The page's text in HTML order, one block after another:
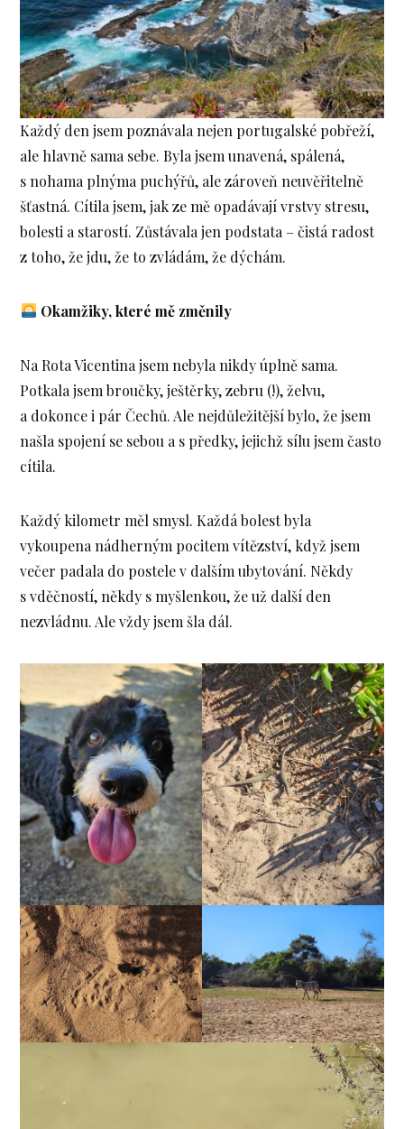
Každý den jsem poznávala nejen portugalské pobřeží,
ale hlavně sama sebe. Byla jsem unavená, spálená,
s nohama plnýma puchýřů, ale zároveň neuvěřitelně
šťastná. Cítila jsem, jak ze mě opadávají vrstvy stresu,
bolesti a starostí. Zůstávala jen podstata – čistá radost
z toho, že jdu, že to zvládám, že dýchám.
Okamžiky, které mě změnily
Na Rota Vicentina jsem nebyla nikdy úplně sama.
Potkala jsem broučky, ještěrky, zebru (!), želvu,
a dokonce i pár Čechů. Ale nejdůležitější bylo, že jsem
našla spojení se sebou a s předky, jejichž sílu jsem často
cítila.
Každý kilometr měl smysl. Každá bolest byla
vykoupena nádherným pocitem vítězství, když jsem
večer padala do postele v dalším ubytování. Někdy
s vděčností, někdy s myšlenkou, že už další den
nezvládnu. Ale vždy jsem šla dál.